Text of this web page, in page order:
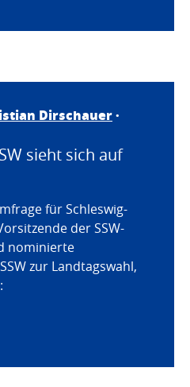
Dirschauer·
sieht sich auf
für Schleswig-
der SSW-
nominierte
zur Landtagswahl,